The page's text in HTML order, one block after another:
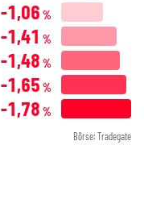
-1,06 %
-1,41 %
-1,48 %
-1,65 %
-1,78 %
Börse: Tradegate